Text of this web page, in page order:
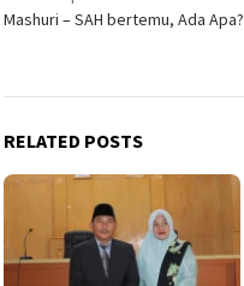
navigation
Mashuri – SAH bertemu, Ada Apa?
RELATED POSTS